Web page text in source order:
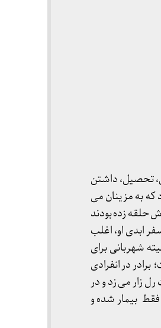
تحصیل، داشتن
به مزینان می
حلقه زده بودند
ابدی او، اغلب
شهربانی برای
در انفرادی
زار می زد و در
بیمار شده و